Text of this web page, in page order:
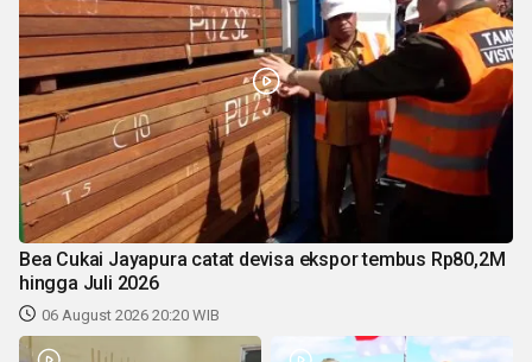
Bea Cukai Jayapura catat devisa ekspor tembus Rp80,2M
hingga Juli 2026
06 August 2026 20:20 WIB